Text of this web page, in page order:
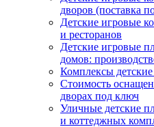
дворов (поставка
Детские игровые
и ресторанов
Детские игровые
домов:
Комплексы
Стоимость
дворах под ключ
Уличные детские
и коттеджных